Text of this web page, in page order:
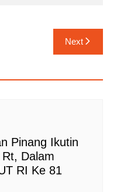
Next
Pinang Ikutin
Dalam
RI Ke 81